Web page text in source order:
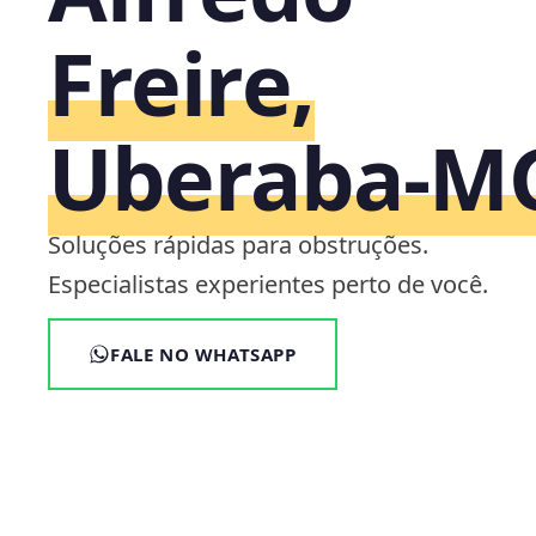
Freire,
Soluções rápidas para obstruções.
Especialistas experientes perto de você.
FALE NO WHATSAPP